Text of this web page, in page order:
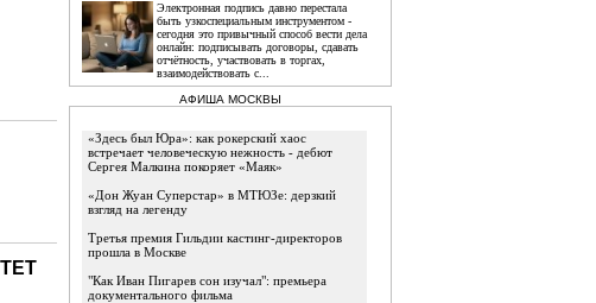
Электронная подпись давно перестала
быть узкоспециальным инструментом -
сегодня это привычный способ вести дела
онлайн: подписывать договоры, сдавать
отчётность, участвовать в торгах,
взаимодействовать с...
АФИША МОСКВЫ
«Здесь был Юра»: как рокерский хаос
встречает человеческую нежность - дебют
Сергея Малкина покоряет «Маяк»
«Дон Жуан Суперстар» в МТЮЗе: дерзкий
взгляд на легенду
Третья премия Гильдии кастинг-директоров
прошла в Москве
"Как Иван Пигарев сон изучал": премьера
документального фильма